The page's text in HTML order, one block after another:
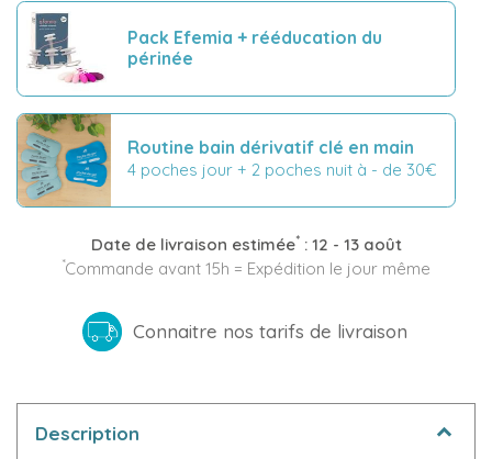
Pack Efemia + rééducation du
périnée
Routine bain dérivatif clé en main
4 poches jour + 2 poches nuit à - de 30€
Date de livraison estimée*: 12 - 13 août
*Commande avant 15h = Expédition le jour même
Connaitre nos tarifs de livraison
Description